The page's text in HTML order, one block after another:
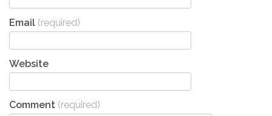
Email (required)
Website
Comment (required)